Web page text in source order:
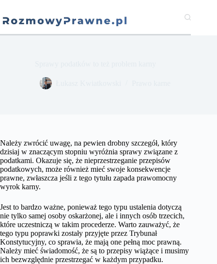
treści
Należy zwrócić uwagę, na pewien drobny szczegół, który
dzisiaj w znaczącym stopniu wyróżnia sprawy związane z
podatkami. Okazuje się, że nieprzestrzeganie przepisów
podatkowych, może również mieć swoje konsekwencje
prawne, zwłaszcza jeśli z tego tytułu zapada prawomocny
wyrok karny.
Jest to bardzo ważne, ponieważ tego typu ustalenia dotyczą
nie tylko samej osoby oskarżonej, ale i innych osób trzecich,
które uczestniczą w takim procederze. Warto zauważyć, że
tego typu poprawki zostały przyjęte przez Trybunał
Konstytucyjny, co sprawia, że mają one pełną moc prawną.
Należy mieć świadomość, że są to przepisy wiążące i musimy
ich bezwzględnie przestrzegać w każdym przypadku.